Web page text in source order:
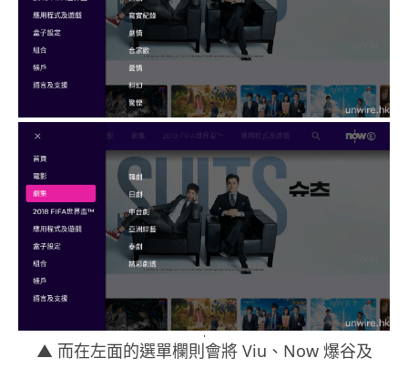
▲ 而在左面的選單欄則會將 Viu、Now 爆谷及